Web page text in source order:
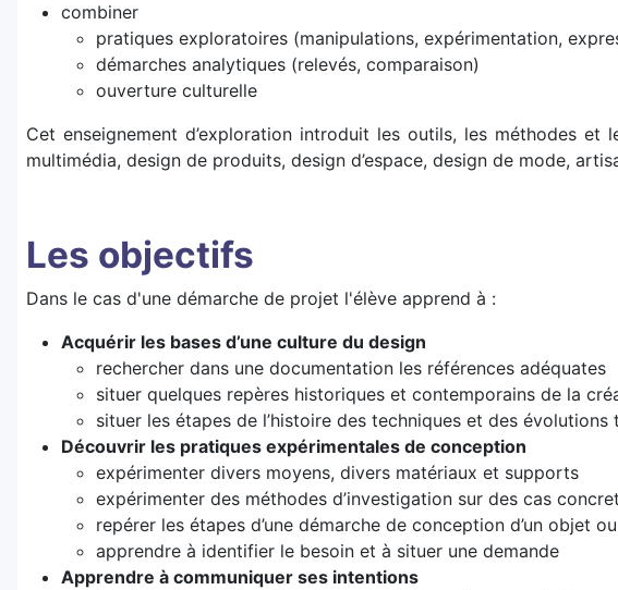
combiner
pratiques exploratoires (manipulations, expérimentation,
démarches analytiques (relevés, comparaison)
ouverture culturelle
Cet enseignement d’exploration introduit les outils, les méthodes et
multimédia, design de produits, design d’espace, design de mode,
Les objectifs
Dans le cas d'une démarche de projet l'élève apprend à :
Acquérir les bases d’une culture du design
rechercher dans une documentation les références adéquates
situer quelques repères historiques et contemporains de la
situer les étapes de l’histoire des techniques et des évolutions
Découvrir les pratiques expérimentales de conception
expérimenter divers moyens, divers matériaux et supports
expérimenter des méthodes d’investigation sur des cas
repérer les étapes d’une démarche de conception d’un objet
apprendre à identifier le besoin et à situer une demande
Apprendre à communiquer ses intentions